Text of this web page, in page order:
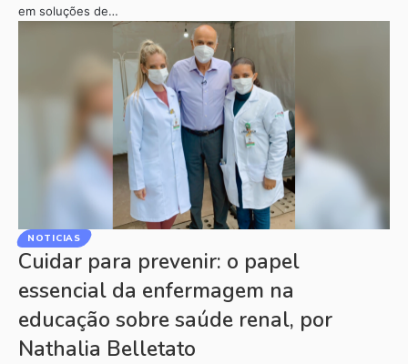
em soluções de…
NOTICIAS
Cuidar para prevenir: o papel
essencial da enfermagem na
educação sobre saúde renal, por
Nathalia Belletato